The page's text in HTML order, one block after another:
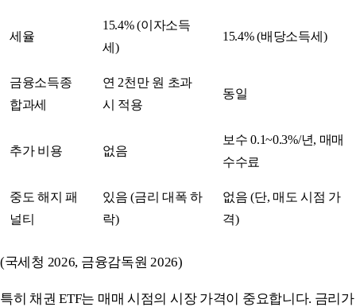
세율
15.4% (이자소득
세)
15.4% (배당소득세)
금융소득종
합과세
연 2천만 원 초과
시 적용
동일
추가 비용 없음
보수 0.1~0.3%/년, 매매
수수료
중도 해지 패
널티
있음 (금리 대폭 하
락)
없음 (단, 매도 시점 가
격)
(국세청 2026, 금융감독원 2026)
특히 채권 ETF는 매매 시점의 시장 가격이 중요합니다. 금리가